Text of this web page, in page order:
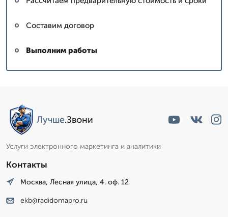
Составим договор
Выполним работы
Лучше.Звони
Услуги электронного маркетинга и аналитики
Контакты
Москва, Лесная улица, 4. оф. 12
ekb@radidomapro.ru